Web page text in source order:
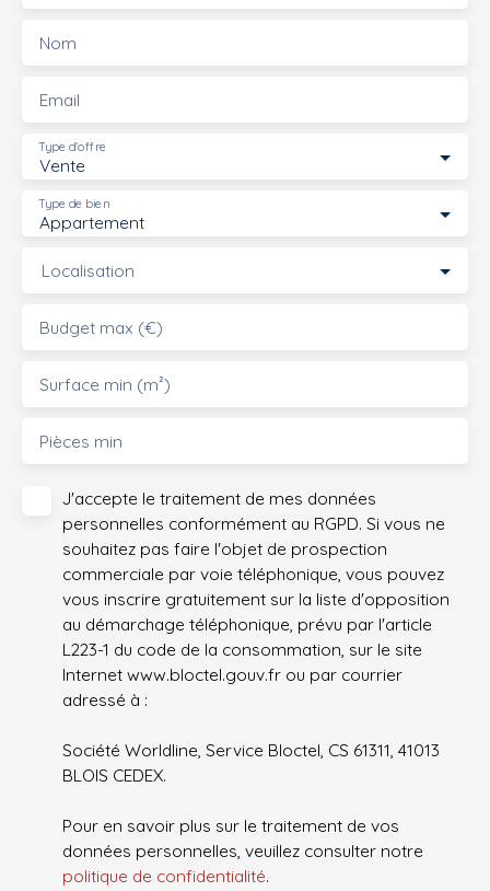
Nom
Email
Vente
Type d'offre
Appartement
Type de bien
Localisation
Budget max (€)
Surface min (m²)
Pièces min
J'accepte le traitement de mes données
personnelles conformément au RGPD. Si vous ne
souhaitez pas faire l'objet de prospection
commerciale par voie téléphonique, vous pouvez
vous inscrire gratuitement sur la liste d'opposition
au démarchage téléphonique, prévu par l'article
L223-1 du code de la consommation, sur le site
Internet www.bloctel.gouv.fr ou par courrier
adressé à :
Société Worldline, Service Bloctel, CS 61311, 41013
BLOIS CEDEX.
Pour en savoir plus sur le traitement de vos
données personnelles, veuillez consulter notre
politique de confidentialité.